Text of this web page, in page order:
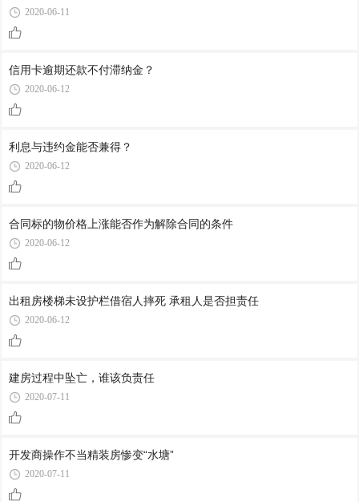
2020-06-11
信用卡逾期还款不付滞纳金？
2020-06-12
利息与违约金能否兼得？
2020-06-12
合同标的物价格上涨能否作为解除合同的条件
2020-06-12
出租房楼梯未设护栏借宿人摔死 承租人是否担责任
2020-06-12
建房过程中坠亡，谁该负责任
2020-07-11
开发商操作不当精装房惨变“水塘”
2020-07-11